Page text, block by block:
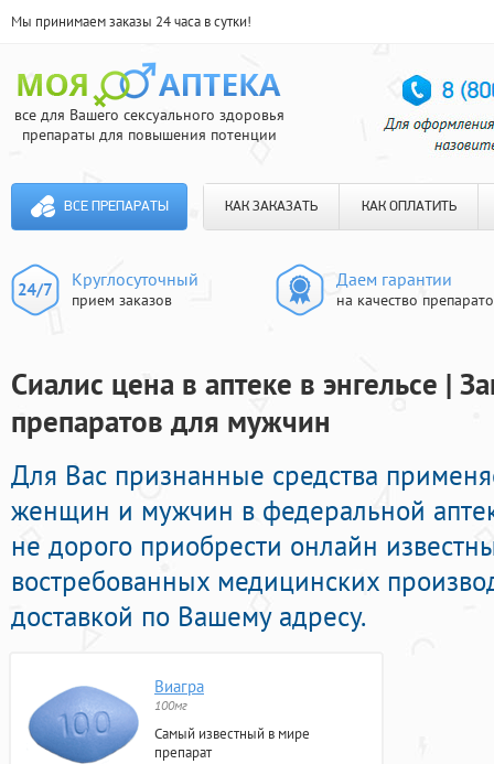
Мы принимаем заказы 24 часа в сутки!
все для Вашего сексуального здоровья
препараты для повышения потенции
ВСЕ ПРЕПАРАТЫ КАК ЗАКАЗАТЬ КАК ОПЛАТИТЬ
Круглосуточный
прием заказов
Даем гарантии
на качество
Сиалис цена в аптеке в энгельсе |
препаратов для мужчин
Для Вас признанные средства
женщин и мужчин в федеральной
не дорого приобрести онлайн
востребованных медицинских
доставкой по Вашему адресу.
Виагра
100мг
Самый известный в мире
препарат